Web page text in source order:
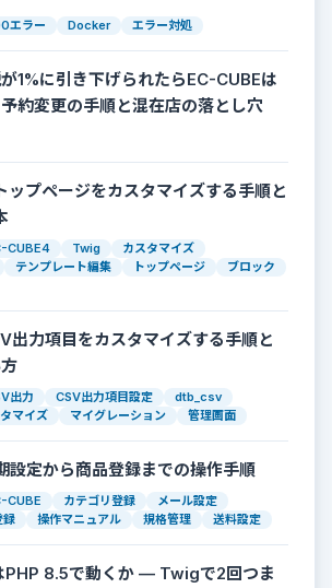
エラー Docker エラー対処
1%に引き下げられたらEC-CUBEは
約変更の手順と混在店の落とし穴
ップページをカスタマイズする手順と
CUBE4 Twig
カスタマイズ
テンプレート編集 トップページ
ブロック
出力項目をカスタマイズする手順と
出力 CSV出力項目設定
dtb_csv
マイズ マイグレーション 管理画面
設定から商品登録までの操作手順
CUBE カテゴリ登録
メール設定
録 操作マニュアル 規格管理 送料設定
PHP 8.5で動くか — Twigで2回つま